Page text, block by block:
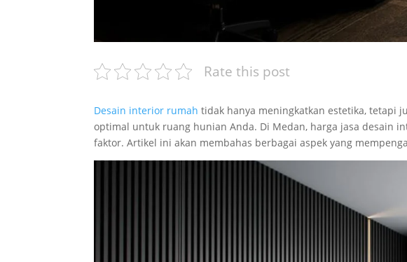
Rate this post
Desain interior rumah tidak hanya meningkatkan estetika, tetapi
optimal untuk ruang hunian Anda. Di Medan, harga jasa desain
faktor. Artikel ini akan membahas berbagai aspek yang